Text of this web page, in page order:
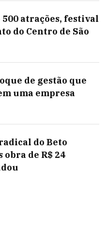
atrações, festival
do Centro de São
de gestão que
uma empresa
do Beto
de R$ 24